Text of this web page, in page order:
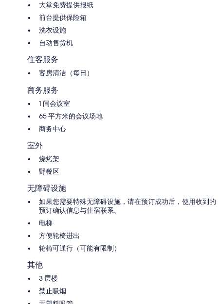
大堂免费提供报纸
前台提供保险箱
洗衣设施
自动售货机
住客服务
客房清洁（每日）
商务服务
1 间会议室
65 平方米的会议场地
商务中心
室外
烧烤架
野餐区
无障碍设施
如果您需要特殊无障碍设施，请在预订成功后，使用收到的
预订确认信息与住宿联系。
电梯
方便轮椅进出
轮椅可通行（可能有限制）
其他
3 层楼
禁止吸烟